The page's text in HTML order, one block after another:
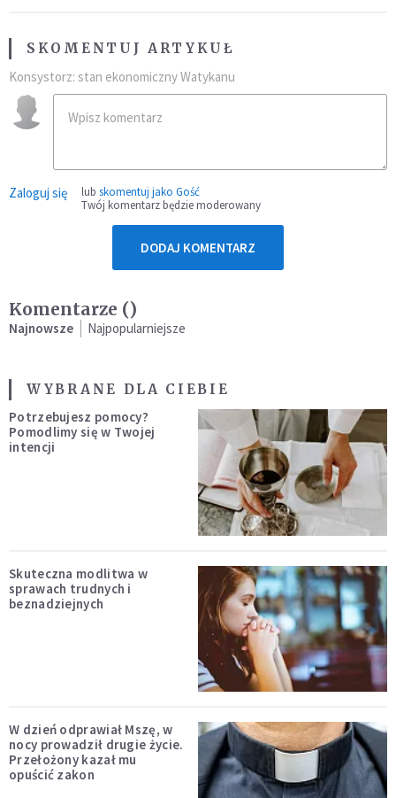
SKOMENTUJ ARTYKUŁ
Konsystorz: stan ekonomiczny Watykanu
Zaloguj się lub skomentuj jako Gość
Twój komentarz będzie moderowany
DODAJ KOMENTARZ
Komentarze ()
Najnowsze Najpopularniejsze
WYBRANE DLA CIEBIE
Potrzebujesz pomocy?
Pomodlimy się w Twojej
intencji
Skuteczna modlitwa w
sprawach trudnych i
beznadziejnych
W dzień odprawiał Mszę, w
nocy prowadził drugie życie.
Przełożony kazał mu
opuścić zakon